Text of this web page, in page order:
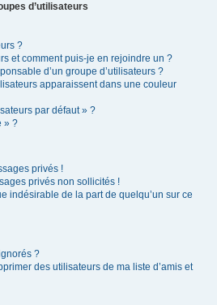
d’utilisateurs
?
et comment puis-je en rejoindre un ?
d’un groupe d’utilisateurs ?
apparaissent dans une couleur
par défaut » ?
» ?
privés !
privés non sollicités !
indésirable de la part de quelqu’un sur ce
?
des utilisateurs de ma liste d’amis et